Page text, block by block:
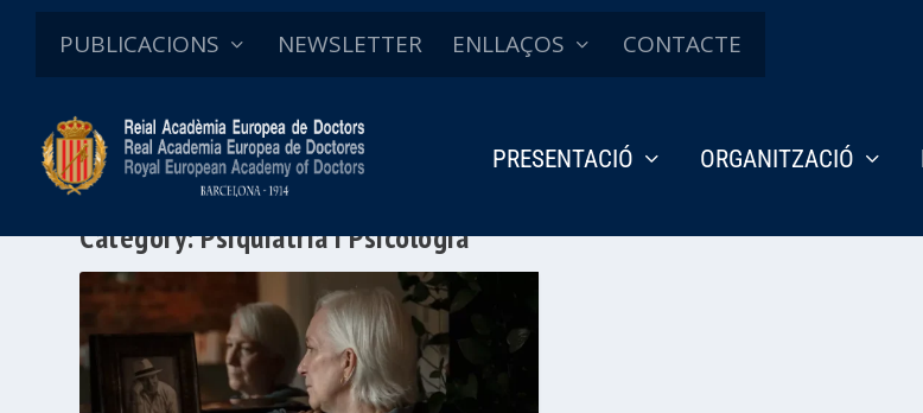
PUBLICACIONS NEWSLETTER ENLLAÇOS CONTACTE
PRESENTACIÓ ORGANITZACIÓ
Category:Psiquiatria i Psicologia